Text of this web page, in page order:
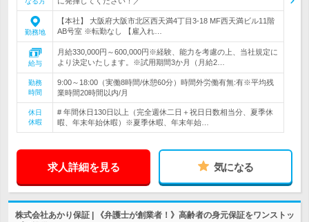
勤務地
【本社】 大阪府大阪市北区西天満4丁目3-18 MF西天満ビル11階
AB号室 ※転勤なし 【雇入れ…
給与
月給330,000円～600,000円※経験、能力を考慮の上、当社規定に
より決定いたします。※試用期間3か月（月給2…
勤務
時間
9:00～18:00（実働8時間/休憩60分）時間外労働有無:有※平均残
業時間20時間以内/月
休日
休暇
# 年間休日130日以上（完全週休二日＋祝日日数相当分、夏季休
暇、年末年始休暇）※夏季休暇、年末年始…
求人詳細を見る 気になる
株式会社あかり保証 | 《弁護士が創業者！》高齢者の身元保証をワンストッ